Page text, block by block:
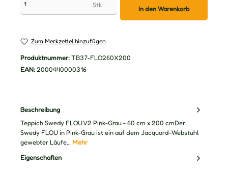
Stk
In den Warenkorb
Zum Merkzettel hinzufügen
Produktnummer: TB37-FLO260X200
EAN: 2000440000316
Beschreibung
Teppich Swedy FLOU V2 Pink-Grau - 60 cm x 200 cmDer
Swedy FLOU in Pink-Grau ist ein auf dem Jacquard-Webstuhl
gewebter Läufe… Mehr
Eigenschaften